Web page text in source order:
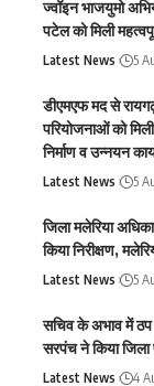
ज्वॉइन भाजयुमो
पटेल को मिली
Latest News 5
डीएमएफ मद से
परियोजनाओं को
निर्माण व उन्नयन
Latest News 5
जिला मलेरिया
किया निरीक्षण,
Latest News 5
सचिव के अभाव में ठप
सरपंच ने किया
Latest News 4